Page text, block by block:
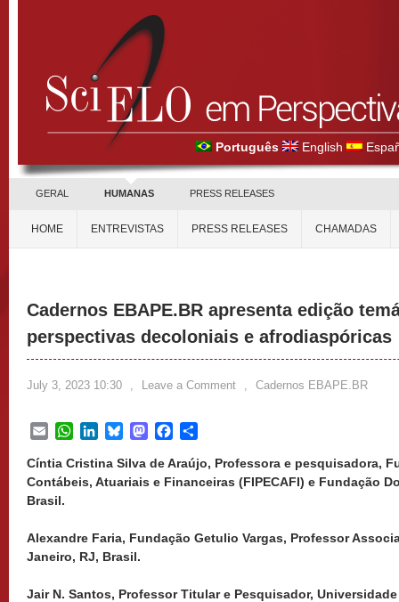
Português English
GERAL HUMANAS PRESS RELEASES
HOME ENTREVISTAS PRESS RELEASES CHAMADAS
Cadernos EBAPE.BR apresenta edição
perspectivas decoloniais e afrodiaspóricas
July 3, 2023 10:30 , Leave a Comment , Cadernos EBAPE.BR
EmailWhatsApp
LinkedInBlueskyMastodonFacebook
Cíntia Cristina Silva de Araújo, Professora e pesquisadora,
Contábeis, Atuariais e Financeiras (FIPECAFI) e Fundação
Brasil.
Alexandre Faria, Fundação Getulio Vargas, Professor
Janeiro, RJ, Brasil.
Jair N. Santos, Professor Titular e Pesquisador, Universidade